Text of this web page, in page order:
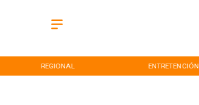
REGIONAL ENTRETENCIÓN